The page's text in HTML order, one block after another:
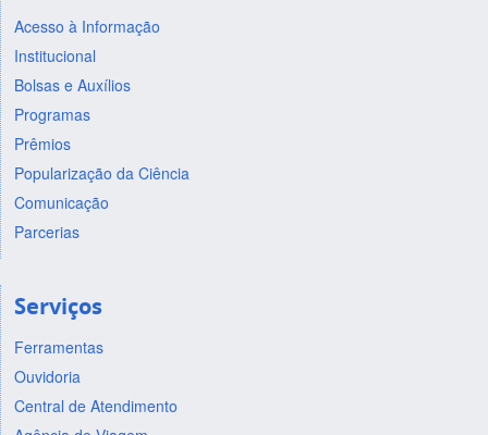
Acesso à Informação
Institucional
Bolsas e Auxílios
Programas
Prêmios
Popularização da Ciência
Comunicação
Parcerias
Serviços
Ferramentas
Ouvidoria
Central de Atendimento